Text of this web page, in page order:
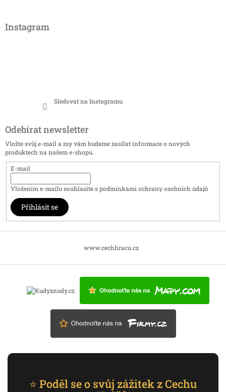
Instagram
Sledovat na Instagramu
Odebírat newsletter
Vložte svůj e-mail a my vám budeme zasílat informace o nových
produktech na našem e-shopu.
E-mail
Vložením e-mailu souhlasíte spodmínkami ochrany osobních údajů
Přihlásit se
www.cechhracu.cz
⭐ Poděl se o svůj zážitek z Cechu